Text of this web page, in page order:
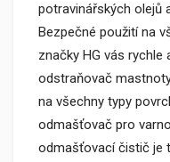
potravinářských olejů
Bezpečné použití na
značky HG vás
odstraňovač
na všechny typy
odmašťovač pro
odmašťovací čistič je